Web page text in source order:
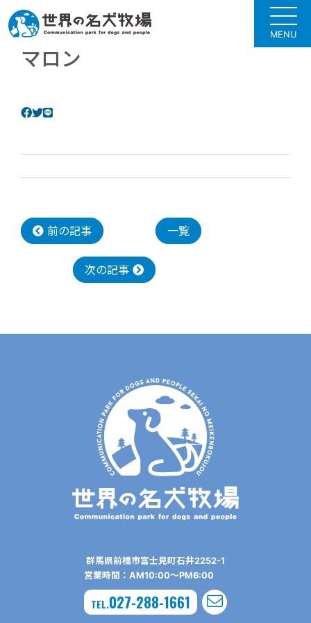
MENU
マロン
前の記事 一覧
次の記事
群⾺県前橋市富⼠⾒町⽯井2252-1
営業時間：AM10:00〜PM6:00
TEL.027-288-1661